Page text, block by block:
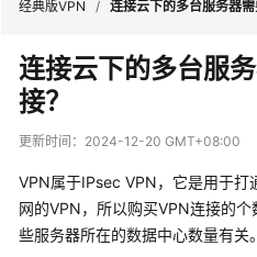
最
新
动
产
品
介
绍
经典版VPN
/ 连接云下的多台服务器需
连接云下的多台服
接？
更新时间： 2024-12-20 GMT+08:00
VPN属于IPsec VPN，它是用于打
网的VPN，所以购买VPN连接的
些服务器所在的数据中心数量有关。